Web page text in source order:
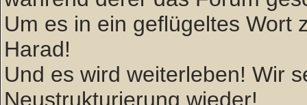
Um es in ein geflügeltes Wort
Harad!
Und es wird weiterleben! Wir
Neustrukturierung wieder!